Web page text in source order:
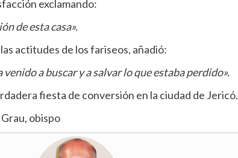
exclamando:
de esta casa».
actitudes de los fariseos, añadió:
a buscar y a salvar lo que estaba perdido».
fiesta de conversión en la ciudad de Jericó.
obispo